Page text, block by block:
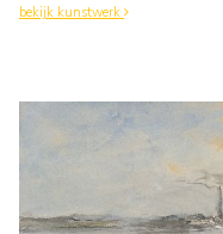
bekijk kunstwerk